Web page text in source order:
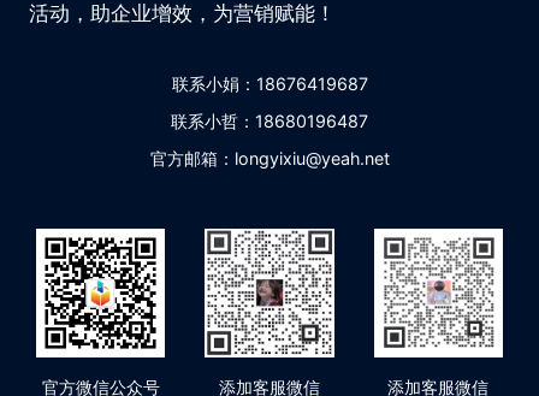
活动，助企业增效，为营销赋能！
联系小娟：18676419687
联系小哲：18680196487
官方邮箱：longyixiu@yeah.net
官方微信公众号 添加客服微信 添加客服微信